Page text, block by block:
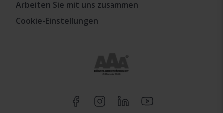
Arbeiten Sie mit uns zusammen
Cookie-Einstellungen